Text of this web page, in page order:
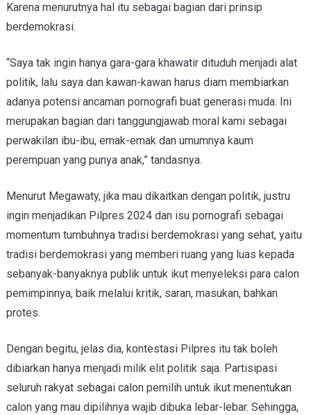
Karena menurutnya hal itu sebagai bagian dari prinsip
berdemokrasi.
“Saya tak ingin hanya gara-gara khawatir dituduh menjadi alat
politik, lalu saya dan kawan-kawan harus diam membiarkan
adanya potensi ancaman pornografi buat generasi muda. Ini
merupakan bagian dari tanggungjawab moral kami sebagai
perwakilan ibu-ibu, emak-emak dan umumnya kaum
perempuan yang punya anak,” tandasnya.
Menurut Megawaty, jika mau dikaitkan dengan politik, justru
ingin menjadikan Pilpres 2024 dan isu pornografi sebagai
momentum tumbuhnya tradisi berdemokrasi yang sehat, yaitu
tradisi berdemokrasi yang memberi ruang yang luas kepada
sebanyak-banyaknya publik untuk ikut menyeleksi para calon
pemimpinnya, baik melalui kritik, saran, masukan, bahkan
protes.
Dengan begitu, jelas dia, kontestasi Pilpres itu tak boleh
dibiarkan hanya menjadi milik elit politik saja. Partisipasi
seluruh rakyat sebagai calon pemilih untuk ikut menentukan
calon yang mau dipilihnya wajib dibuka lebar-lebar. Sehingga,